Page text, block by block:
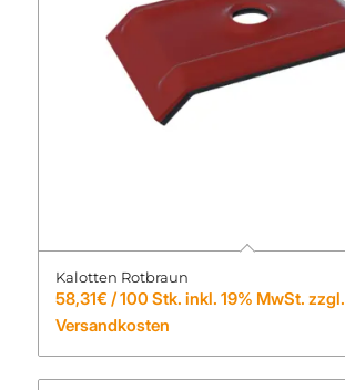
Kalotten Rotbraun
58,31€ / 100 Stk. inkl. 19% MwSt. zzgl.
Versandkosten